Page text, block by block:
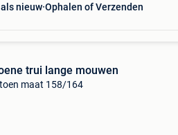
nieuw Ophalen of Verzenden
trui lange mouwen
maat 158/164